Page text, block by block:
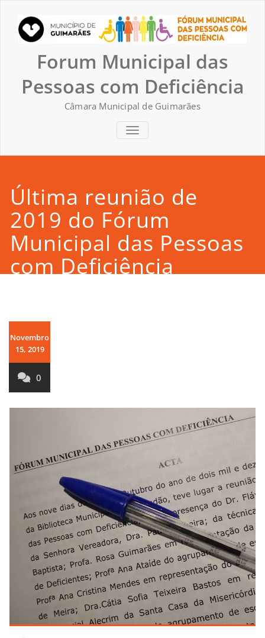
content
Forum Municipal das
Pessoas com Deficiência
Câmara Municipal de Guimarães
TOGGLE NAVIGATION
Última reunião de
2019 do Fórum
Municipal das Pessoas
com Deficiência
Novembro
15, 2019
0